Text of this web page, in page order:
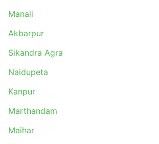
Manali
Akbarpur
Sikandra Agra
Naidupeta
Kanpur
Marthandam
Maihar